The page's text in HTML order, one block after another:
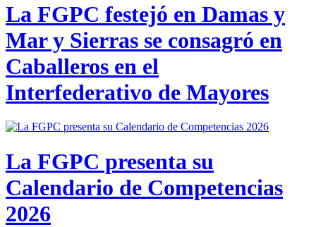
La FGPC festejó en Damas y
Mar y Sierras se consagró en
Caballeros en el
Interfederativo de Mayores
La FGPC presenta su
Calendario de Competencias
2026